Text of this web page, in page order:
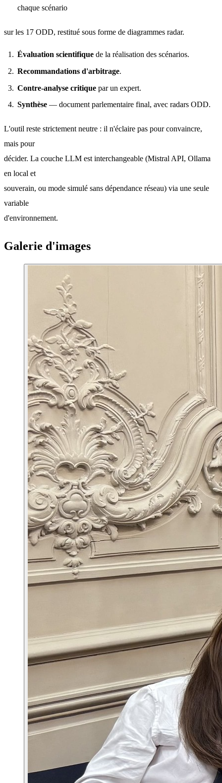
chaque scénario
sur les 17 ODD, restitué sous forme de diagrammes radar.
Évaluation scientifique de la réalisation des scénarios.
Recommandations d'arbitrage.
Contre-analyse critique par un expert.
Synthèse — document parlementaire final, avec radars ODD.
L'outil reste strictement neutre : il n'éclaire pas pour convaincre,
mais pour
décider. La couche LLM est interchangeable (Mistral API, Ollama
en local et
souverain, ou mode simulé sans dépendance réseau) via une seule
variable
d'environnement.
Galerie d'images